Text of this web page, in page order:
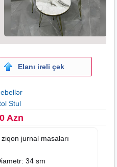
Elanı irəli çək
Stul
Azn
jurnal masaları
34 sm